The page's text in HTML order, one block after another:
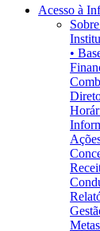
Acesso à
•
Metas